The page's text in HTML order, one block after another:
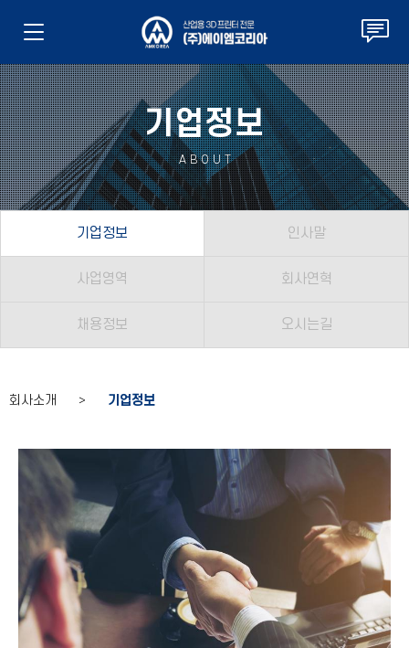
기업정보
ABOUT
기업정보 인사말
사업영역 회사연혁
채용정보 오시는길
회사소개 > 기업정보